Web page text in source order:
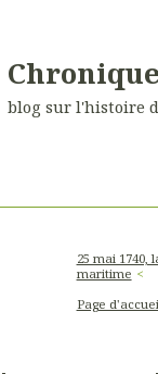
blog sur l'histoire
25 mai
maritime
Page